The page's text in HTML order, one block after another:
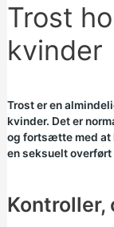
Trost
kvinder
Trost er en
kvinder. Det er
og fortsætte med at
en seksuelt
Kontroller,